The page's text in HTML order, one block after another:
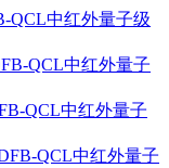
QCL中红外量子级
QCL中红外量子
QCL中红外量子
QCL中红外量子